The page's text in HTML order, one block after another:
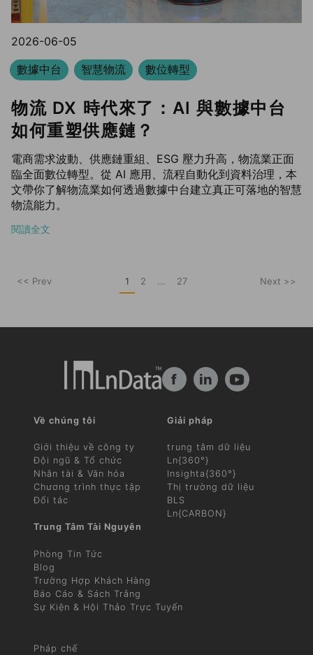
2026-06-05
數據中台
智慧物流 數位轉型
物流 DX 時代來了：AI 與數據中台
如何重塑供應鏈？
電商需求波動、供應鏈重組、ESG 壓力升高，物流業正面
臨全面數位轉型。從 AI 應用、流程自動化到資料治理，本
文帶你了解物流業如何透過數據中台建立真正可落地的智慧
物流能力。
閱讀全文
<< Prev 1 2 ... 27 Next >>
f in
Về chúng tôi
Giới thiệu về công ty
Đội ngũ & Tổ chức
Nhân tài & Văn hóa
Chương trình thực tập
Đối tác
Giải pháp
trung tâm dữ liệu
Ln{360°}
Insighta{360°}
Thị trường dữ liệu
BLS
Ln{CARBON}
Trung Tâm Tài Nguyên
Phòng Tin Tức
Blog
Trường Hợp Khách Hàng
Báo Cáo & Sách Trắng
Sự Kiện & Hội Thảo Trực Tuyến
Pháp chế